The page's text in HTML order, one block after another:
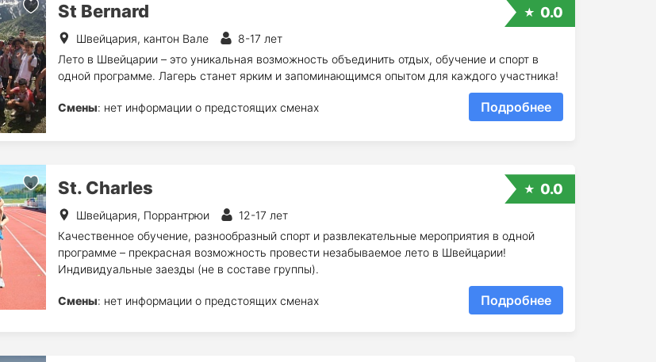
St Bernard
Швейцария, кантон Вале
8-17 лет
Лето в Швейцарии – это уникальная возможность объединить отдых, обучение и спорт в
одной программе. Лагерь станет ярким и запоминающимся опытом для каждого участника!
Смены: нет информации о предстоящих сменах Подробнее
0.0
St. Charles
Швейцария, Поррантрюи
12-17 лет
Качественное обучение, разнообразный спорт и развлекательные мероприятия в одной
программе – прекрасная возможность провести незабываемое лето в Швейцарии!
Индивидуальные заезды (не в составе группы).
Смены: нет информации о предстоящих сменах Подробнее
0.0